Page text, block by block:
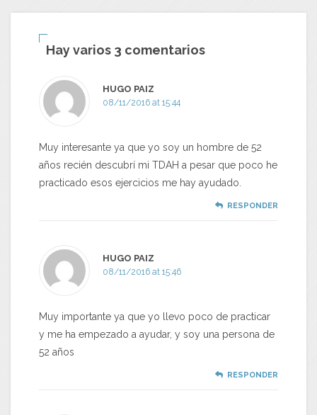
Hay varios 3 comentarios
HUGO PAIZ
08/11/2016 at 15:44
Muy interesante ya que yo soy un hombre de 52
años recién descubrí mi TDAH a pesar que poco he
practicado esos ejercicios me hay ayudado.
RESPONDER
HUGO PAIZ
08/11/2016 at 15:46
Muy importante ya que yo llevo poco de practicar
y me ha empezado a ayudar, y soy una persona de
52 años
RESPONDER